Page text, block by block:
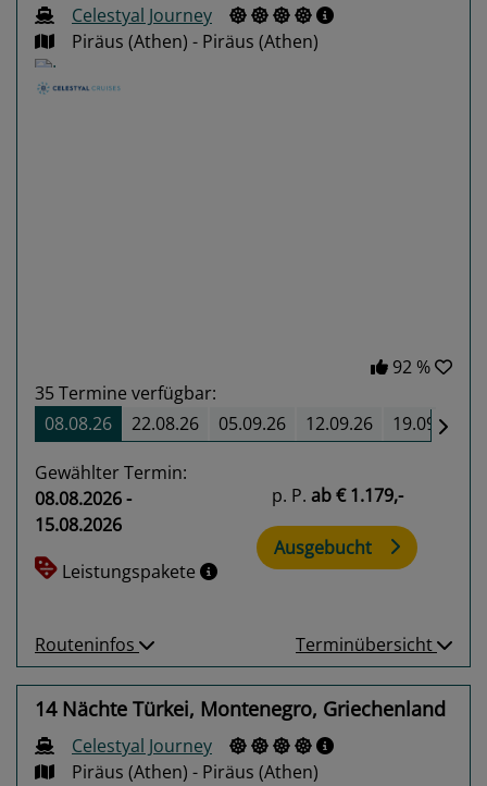
Celestyal Journey
Piräus (Athen) - Piräus (Athen)
92 %
35Termine verfügbar:
08.08.26
22.08.26 05.09.26 12.09.26 19.09.26
Gewählter Termin:
08.08.2026 -
15.08.2026
Leistungspakete
p. P. ab€ 1.179,-
Ausgebucht
Routeninfos Terminübersicht
14 Nächte Türkei, Montenegro, Griechenland
Celestyal Journey
Piräus (Athen) - Piräus (Athen)